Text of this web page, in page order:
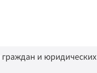
и юридических